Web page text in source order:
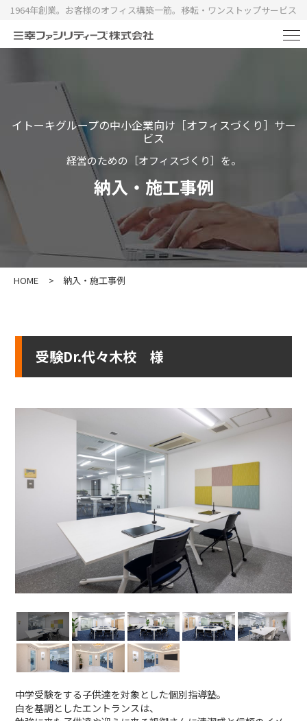
1964年創業。お客様のオフィス構築一筋。移転・ワンストップサービス
イトーキグループの中小企業向け［オフィスづくり］サー
ビス
経営のための［オフィスづくり］を。
納入・施工事例
HOME > 納入・施工事例
受験Dr.代々木校 様
中学受験をする子供達を対象とした個別指導塾。
白を基調としたエントランスは、